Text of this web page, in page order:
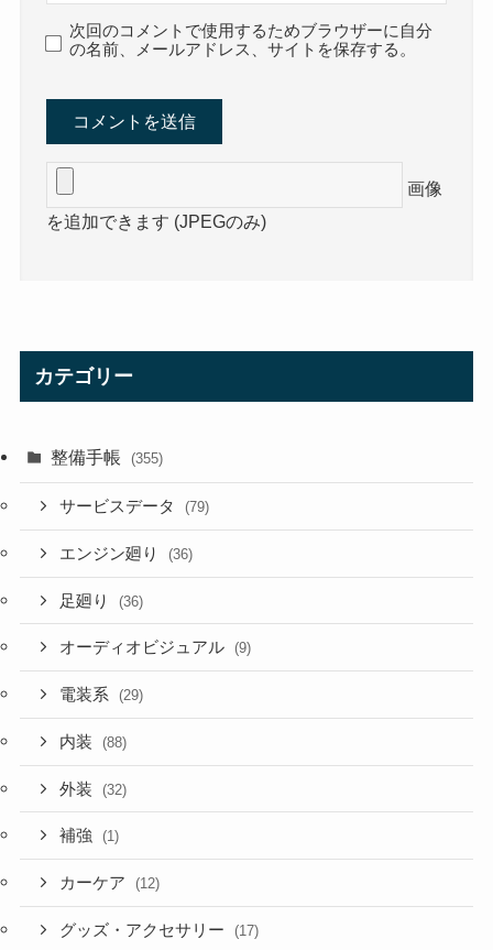
次回のコメントで使用するためブラウザーに自分
の名前、メールアドレス、サイトを保存する。
画像
を追加できます (JPEGのみ)
カテゴリー
整備手帳 (355)
サービスデータ (79)
エンジン廻り (36)
足廻り (36)
オーディオビジュアル (9)
電装系 (29)
内装 (88)
外装 (32)
補強 (1)
カーケア (12)
グッズ・アクセサリー (17)